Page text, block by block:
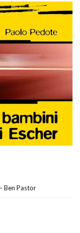
Ben Pastor